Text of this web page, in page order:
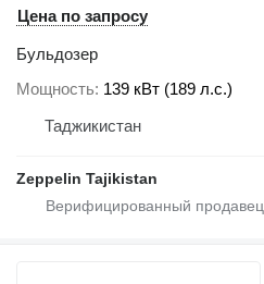
Цена по запросу
Бульдозер
Мощность 139 кВт (189 л.с.)
Таджикистан
Zeppelin Tajikistan